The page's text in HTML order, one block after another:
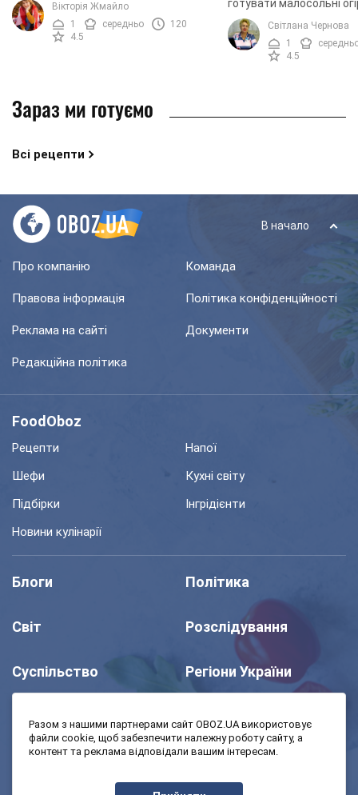
ми й пропонуємо вам спробувати.
Витративши ...
Вікторія Жмайло
1
середньо
120
4.5
готувати малосольні
цього рецепта. Річ у
рецепт настільки
просто не зможете ...
Світлана Чернова
1
4.5
Зараз ми готуємо
Всі рецепти
В начало
Про компанію Команда
Правова інформація Політика конфіденційності
Реклама на сайті Документи
Редакційна політика
FoodOboz
Рецепти
Напої
Шефи
Кухні світу
Підбірки
Інгрідієнти
Новини кулінарії
Блоги Політика
Світ Розслідування
Суспільство Регіони України
Моя школа
Разом з нашими партнерами сайт OBOZ.UA використовує
файли cookie, щоб забезпечити належну роботу сайту, а
контент та реклама відповідали вашим інтересам.